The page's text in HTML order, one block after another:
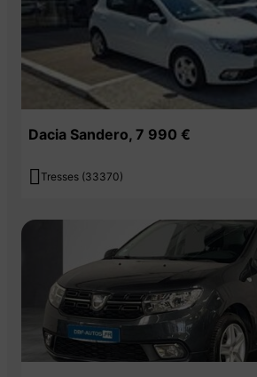
Dacia Sandero, 7 990 €
 Tresses (33370)